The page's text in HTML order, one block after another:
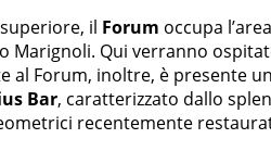
il Forum occupa
Marignoli. Qui verranno
al Forum, inoltre, è presente
Bar, caratterizzato dallo
recentemente